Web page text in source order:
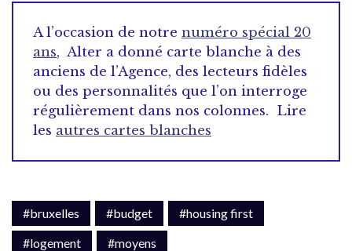
A l’occasion de notre numéro spécial 20
ans, Alter a donné carte blanche à des
anciens de l’Agence, des lecteurs fidèles
ou des personnalités que l’on interroge
régulièrement dans nos colonnes. Lire
les autres cartes blanches
#bruxelles #budget
#housing first
#logement
#moyens